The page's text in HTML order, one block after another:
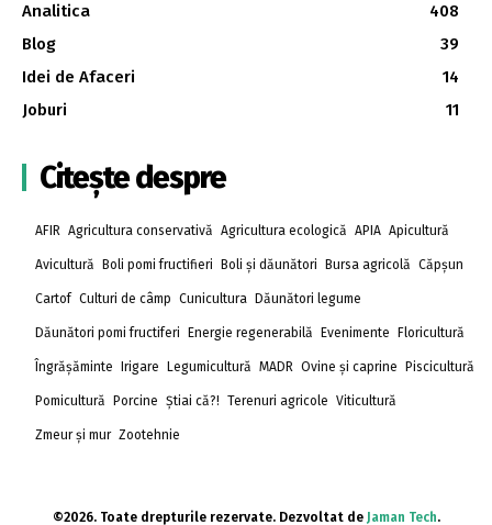
Analitica
408
Blog
39
Idei de Afaceri
14
Joburi
11
Citește despre
AFIR Agricultura conservativă Agricultura ecologică APIA Apicultură
Avicultură Boli pomi fructifieri Boli și dăunători Bursa agricolă Căpșun
Cartof Culturi de câmp Cunicultura Dăunători legume
Dăunători pomi fructiferi Energie regenerabilă Evenimente Floricultură
Îngrășăminte Irigare Legumicultură MADR Ovine și caprine Piscicultură
Pomicultură Porcine Știai că?! Terenuri agricole Viticultură
Zmeur și mur Zootehnie
©2026. Toate drepturile rezervate. Dezvoltat de Jaman Tech.